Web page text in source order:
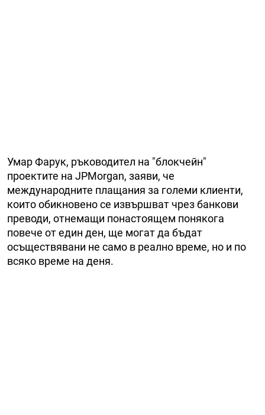
Умар Фарук, ръководител на "блокчейн"
проектите на JPMorgan, заяви, че
международните плащания за големи клиенти,
които обикновено се извършват чрез банкови
преводи, отнемащи понастоящем понякога
повече от един ден, ще могат да бъдат
осъществявани не само в реално време, но и по
всяко време на деня.